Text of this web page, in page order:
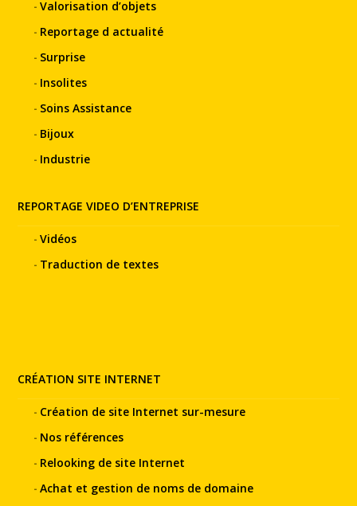
Valorisation d’objets
Reportage d actualité
Surprise
Insolites
Soins Assistance
Bijoux
Industrie
REPORTAGE VIDEO D’ENTREPRISE
Vidéos
Traduction de textes
CRÉATION SITE INTERNET
Création de site Internet sur-mesure
Nos références
Relooking de site Internet
Achat et gestion de noms de domaine